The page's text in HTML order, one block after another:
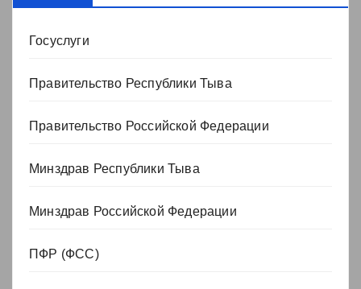
Госуслуги
Правительство Республики Тыва
Правительство Российской Федерации
Минздрав Республики Тыва
Минздрав Российской Федерации
ПФР (ФСС)